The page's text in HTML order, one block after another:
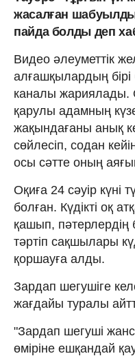
жасалған
пайда болды деп
Видео әлеуметтік
алғашқылардың
каналы жариялады.
қарулы адамның
жақындағаны анық
сөйлесіп, содан
осы сәтте оның
Оқиға 24 сәуір күні
болған. Күдікті оқ
қашып, пәтерлердің
тәртіп сақшылары
қоршауға алды.
Зардап шегушіге
жағдайы туралы
"Зардап шегуші
өміріне ешқандай